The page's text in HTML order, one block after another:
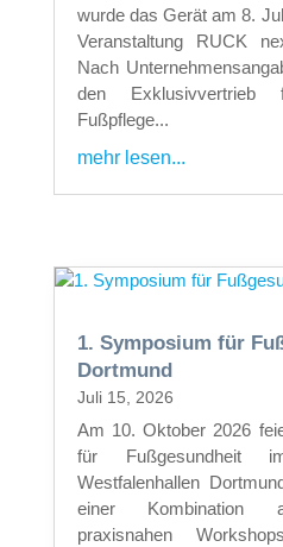
wurde das Gerät am 8.
Veranstaltung RUCK
Nach
den Exklusivvertrieb
Fußpflege...
mehr lesen...
1. Symposium für
Dortmund
Juli 15, 2026
Am 10. Oktober 2026
für Fußgesundheit
Westfalenhallen
einer Kombination
praxisnahen